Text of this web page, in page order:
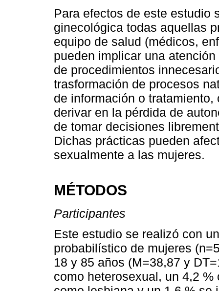
Para efectos de este estudio
ginecológica todas aquellas
equipo de salud (médicos,
pueden implicar una
de procedimientos
trasformación de procesos
de información o
derivar en la pérdida de
de tomar decisiones
Dichas prácticas pueden
sexualmente a las mujeres.
MÉTODOS
Participantes
Este estudio se realizó con
probabilístico de mujeres
18 y 85 años (M=38,87 y
como heterosexual, un 4,2